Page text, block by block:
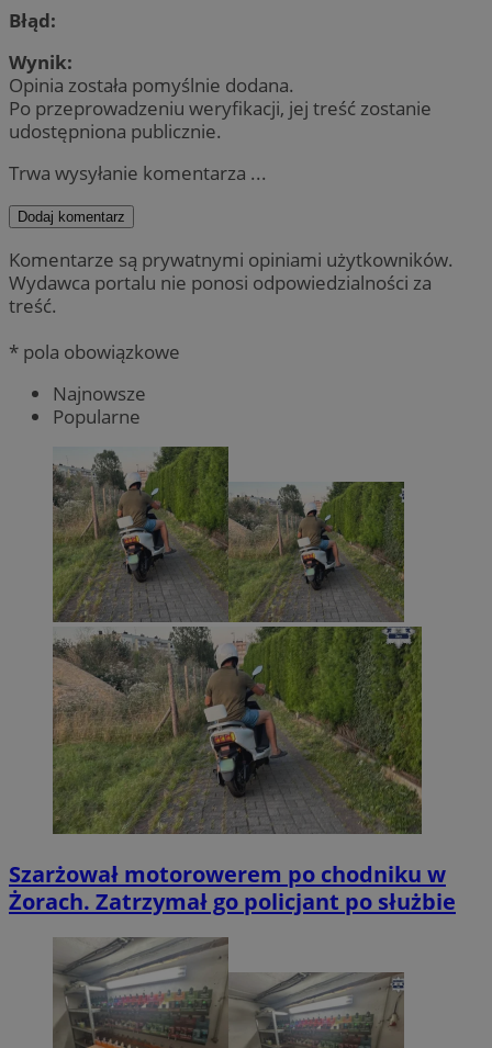
Błąd:
Wynik:
Opinia została pomyślnie dodana.
Po przeprowadzeniu weryfikacji, jej treść zostanie
udostępniona publicznie.
Trwa wysyłanie komentarza ...
Dodaj komentarz
Komentarze są prywatnymi opiniami użytkowników.
Wydawca portalu nie ponosi odpowiedzialności za
treść.
* pola obowiązkowe
Najnowsze
Popularne
Szarżował motorowerem po chodniku w
Żorach. Zatrzymał go policjant po służbie